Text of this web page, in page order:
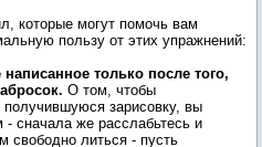
которые могут помочь вам
пользу от этих упражнений:
написанное только после того,
О том, чтобы
получившуюся зарисовку, вы
- сначала же расслабьтесь и
свободно литься - пусть